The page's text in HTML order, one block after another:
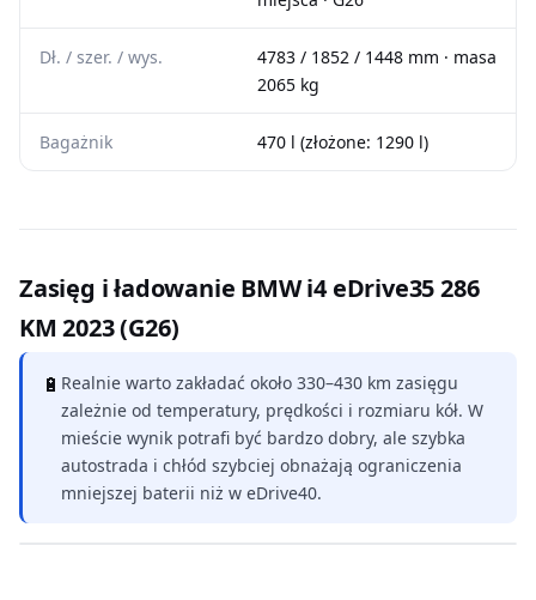
Dł. / szer. / wys.
4783 / 1852 / 1448 mm · masa
2065 kg
Bagażnik 470 l (złożone: 1290 l)
Zasięg i ładowanie BMW i4 eDrive35 286
KM 2023 (G26)
🔋 Realnie warto zakładać około 330–430 km zasięgu
zależnie od temperatury, prędkości i rozmiaru kół. W
mieście wynik potrafi być bardzo dobry, ale szybka
autostrada i chłód szybciej obnażają ograniczenia
mniejszej baterii niż w eDrive40.